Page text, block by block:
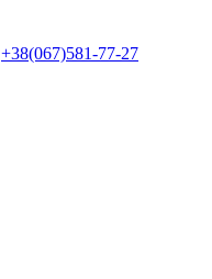
+38(067)581-77-27